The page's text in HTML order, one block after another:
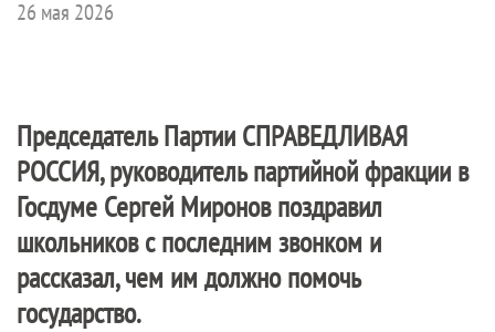
26 мая 2026
Председатель Партии СПРАВЕДЛИВАЯ
РОССИЯ, руководитель партийной фракции в
Госдуме Сергей Миронов поздравил
школьников с последним звонком и
рассказал, чем им должно помочь
государство.